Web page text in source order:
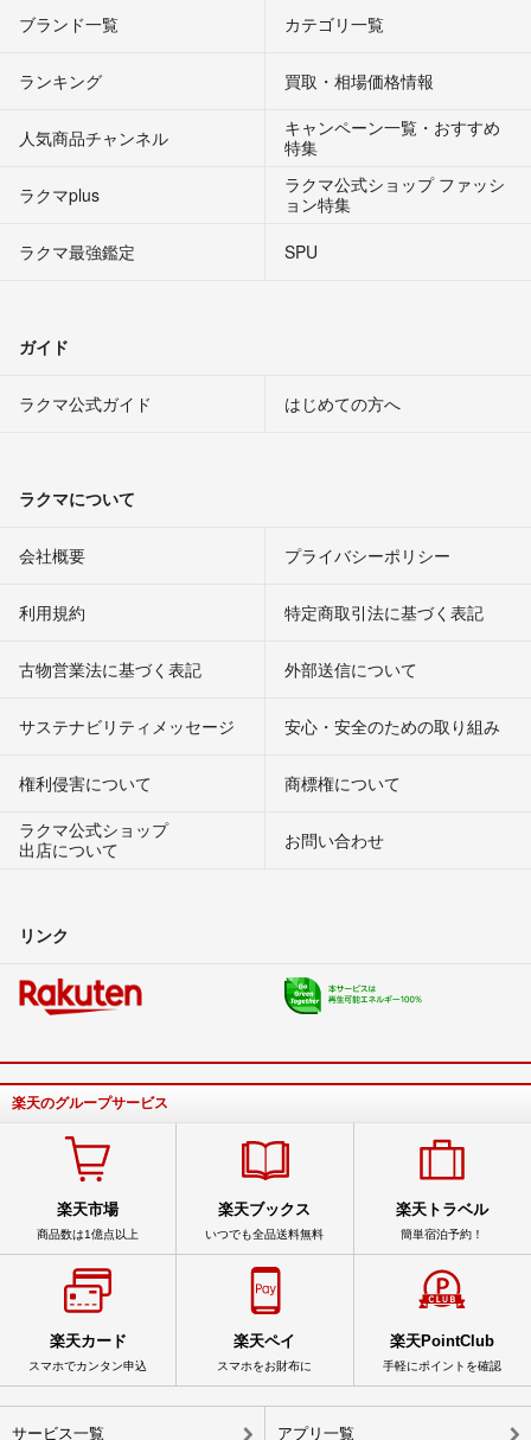
ブランド一覧 カテゴリ一覧
ランキング 買取・相場価格情報
人気商品チャンネル
キャンペーン一覧・おすすめ
特集
ラクマplus
ラクマ公式ショップ ファッシ
ョン特集
ラクマ最強鑑定
SPU
ガイド
ラクマ公式ガイド はじめての方へ
ラクマについて
会社概要 プライバシーポリシー
利用規約 特定商取引法に基づく表記
古物営業法に基づく表記 外部送信について
サステナビリティメッセージ 安心・安全のための取り組み
権利侵害について
商標権について
ラクマ公式ショップ
出店について
お問い合わせ
リンク
楽天のグループサービス
楽天市場
商品数は1億点以上
楽天ブックス
いつでも全品送料無料
楽天トラベル
簡単宿泊予約！
楽天カード
スマホでカンタン申込
楽天ペイ
スマホをお財布に
楽天PointClub
手軽にポイントを確認
サービス一覧 アプリ一覧